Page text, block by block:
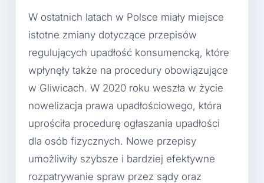
W ostatnich latach w Polsce miały miejsce
istotne zmiany dotyczące przepisów
regulujących upadłość konsumencką, które
wpłynęły także na procedury obowiązujące
w Gliwicach. W 2020 roku weszła w życie
nowelizacja prawa upadłościowego, która
uprościła procedurę ogłaszania upadłości
dla osób fizycznych. Nowe przepisy
umożliwiły szybsze i bardziej efektywne
rozpatrywanie spraw przez sądy oraz